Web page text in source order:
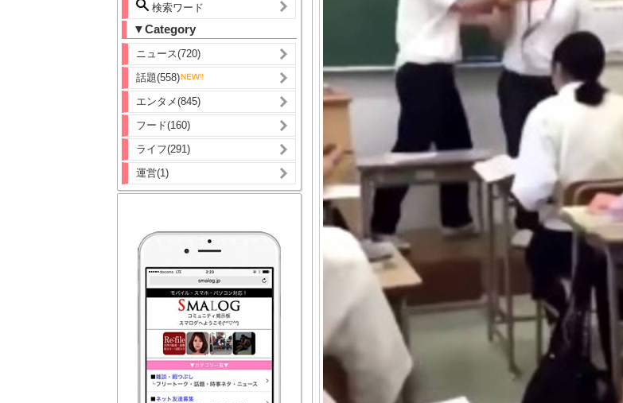
検索ワード
▼Category
ニュース(720)
話題(558)
エンタメ(845)
フード(160)
ライフ(291)
運営(1)